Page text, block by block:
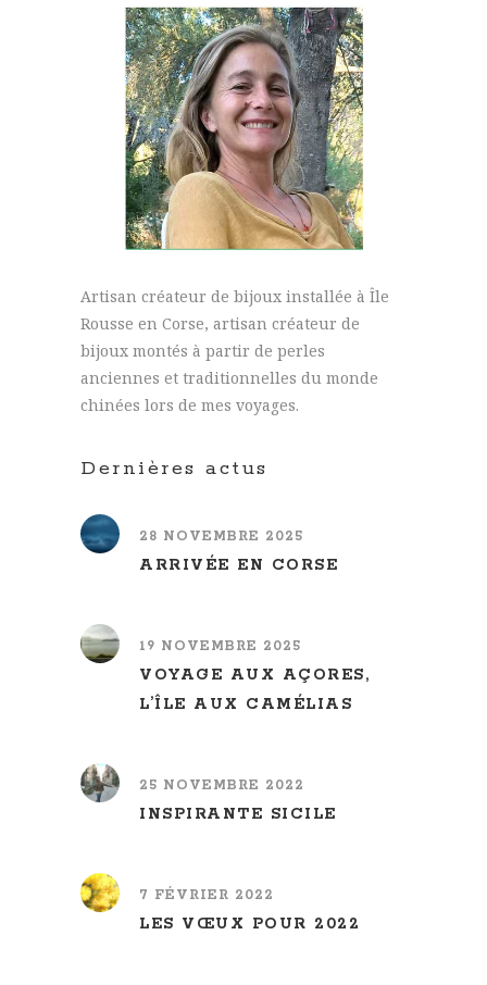
Artisan créateur de bijoux installée à Île
Rousse en Corse, artisan créateur de
bijoux montés à partir de perles
anciennes et traditionnelles du monde
chinées lors de mes voyages.
Dernières actus
28 NOVEMBRE 2025
ARRIVÉE EN CORSE
19 NOVEMBRE 2025
VOYAGE AUX AÇORES,
L’ÎLE AUX CAMÉLIAS
25 NOVEMBRE 2022
INSPIRANTE SICILE
7 FÉVRIER 2022
LES VŒUX POUR 2022